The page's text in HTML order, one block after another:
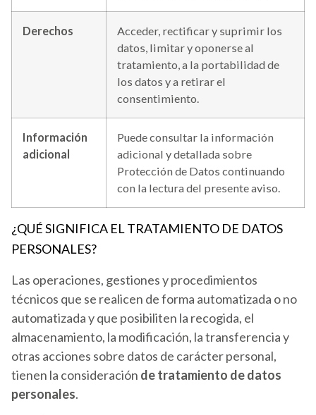
Derechos
Acceder, rectificar y suprimir los
datos, limitar y oponerse al
tratamiento, a la portabilidad de
los datos y a retirar el
consentimiento.
Información
adicional
Puede consultar la información
adicional y detallada sobre
Protección de Datos continuando
con la lectura del presente aviso.
¿QUÉ SIGNIFICA EL TRATAMIENTO DE DATOS
PERSONALES?
Las operaciones, gestiones y procedimientos
técnicos que se realicen de forma automatizada o no
automatizada y que posibiliten la recogida, el
almacenamiento, la modificación, la transferencia y
otras acciones sobre datos de carácter personal,
tienen la consideración de tratamiento de datos
personales.